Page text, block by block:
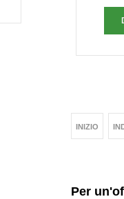
INIZIO
Per